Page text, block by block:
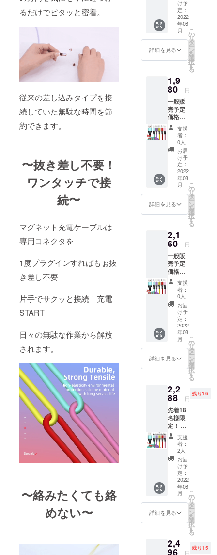
るだけでピタッと密着。
従来の差し込みタイプを接
続していた無駄な時間を節
約できます。
〜抜き差し不要！
ワンタッチで接
続〜
マグネット充電ケーブルは
専用コネクタを
1度プラグインすればもぉ抜
き差し不要！
片手でサクッと接続！充電
START
日々の無駄な作業から解放
されます。
〜絡みたくても絡
めない〜
り早く
お届け
出来る
よう準
備して
ます。
ざいま
す、ご
理解の
上よろ
しくお
願いし
ます。
8月末ま
届け予
定で
念のた
め8月配
送とし
ており
ます
が、出
来る限
り早く
お届け
出来る
よう準
備して
ます。
てくだ
さい。
レッ
ド、イ
ロー、
パープ
ンク ※
画像は
イメー
ジで
す。 実
物と若
干色の
違いが
ある場
合がご
ざいま
す、ご
理解の
上よろ
しくお
願いし
ます。
8月末ま
届け予
定で
念のた
め8月配
送とし
ており
ます
が、出
来る限
り早く
お届け
出来る
よう準
備して
ます。
30％off
!! 超早
割り価
￥1,680
※税込、
送料込
充電
ル2m1
本 3in1
端子
(iOS,An
droid
type-
C,Micro
)各1 カ
ラーを
選択し
てくだ
さい。
レッ
ド、イ
ロー、
パープ
ンク ※
画像は
イメー
ジで
す。 実
物と若
干色の
違いが
ある場
合がご
ざいま
す、ご
理解の
上よろ
しくお
願いし
ます。
8月末ま
届け予
定で
す。 ※
念のた
め8月配
送とし
ており
ます
が、出
来る限
り早く
お届け
出来る
よう準
備して
ます。
け予
定：
2022
年08
月
詳細を見る
こ
の
リ
タ
ー
ン
を
選
択
す
る
1,9
80 円
一般販
売予定
価格
￥2,200
-の
10％off
!! 特別
割り価
￥1,980
※税込、
送料込
充電
ケーブ
ル1m1
本 3in1
(iOS,An
droid
type-
C,Micro
)各1 カ
ラーを
選択し
てくだ
さい。
レッ
ド、イ
ロー、
パープ
ル、グ
リー
ン、ピ
ジで
す。 実
物と若
干色の
違いが
ある場
合がご
ざいま
す、ご
理解の
上よろ
しくお
願いし
ます。
2022年
8月末ま
でにお
念のた
め8月配
支援
者：
0人
お届
け予
定：
2022
年08
月
詳細を見る
こ
の
リ
タ
ー
ン
を
選
択
す
る
2,1
60 円
一般販
売予定
価格
￥2,400
-の
10％off
!! 特別
割り価
￥2200
※税込、
送料込
充電
ケーブ
ル2m1
本 3in1
(iOS,An
droid
type-
C,Micro
)各1 カ
ラーを
選択し
てくだ
さい。
レッ
ド、イ
ロー、
パープ
ル、グ
リー
ン、ピ
ジで
す。 実
支援
者：
0人
お届
け予
定：
2022
年08
月
詳細を見る
こ
の
リ
タ
ー
ン
を
選
択
す
る
2,2
88 円
残り16
先着18
名様限
定！ 一
般販売
予定価
￥4,400
48％off
!! 超早
割り価
￥2,288
-※税
込、送
料込 充
ブル
1m2本
支援
者：
2人
お届
け予
定：
2022
年08
月
詳細を見る
こ
の
リ
タ
ー
ン
を
選
択
す
る
2,4
96 円
残り15